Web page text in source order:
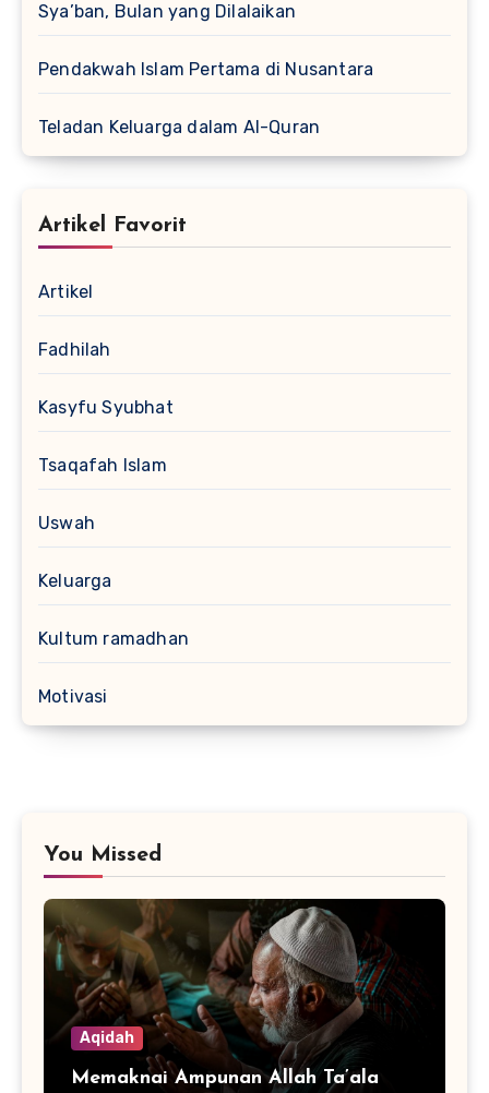
Sya’ban, Bulan yang Dilalaikan
Pendakwah Islam Pertama di Nusantara
Teladan Keluarga dalam Al-Quran
Artikel Favorit
Artikel
Fadhilah
Kasyfu Syubhat
Tsaqafah Islam
Uswah
Keluarga
Kultum ramadhan
Motivasi
You Missed
Aqidah
Memaknai Ampunan Allah Ta’ala